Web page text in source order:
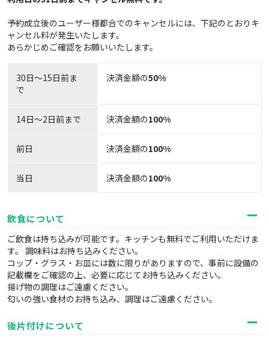
予約成立後のユーザー様都合でのキャンセルには、下記のとおりキ
ャンセル料が発生いたします。
あらかじめご確認をお願いいたします。
30日〜15日前ま
で
決済金額の50%
14日～2日前まで 決済金額の100%
前日 決済金額の100%
当日 決済金額の100%
飲食について
ご飲食は持ち込みが可能です。キッチンも無料でご利用いただけま
す。 調味料はお持ち込みください。
コップ・グラス・お皿には数に限りがありますので、事前に設備の
記載欄をご確認の上、必要に応じてお持ち込みください。
揚げ物の調理はご遠慮ください。
匂いの強い食材のお持ち込み、調理はご遠慮ください。
後片付けについて